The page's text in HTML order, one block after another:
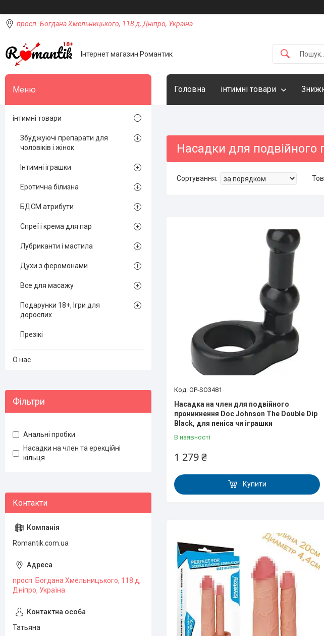
просп. Богдана Хмельницького, 118 д, Дніпро, Україна
Інтернет магазин Романтик
Головна інтимні товари
Насадки для подвійного
OP-SO3481
Насадка на член для подвійного
проникнення Doc Johnson The Double Dip
Black, для пеніса чи іграшки
В наявності
1 279 ₴
Купити
інтимні товари
Збуджуючі препарати для
чоловіків і жінок
Інтимні іграшки
Еротична білизна
БДСМ атрибути
Спреї і крема для пар
Лубриканти і мастила
Духи з феромонами
Все для масажу
Подарунки 18+, Ігри для
дорослих
Презікі
О нас
Фільтри
Анальні пробки
Насадки на член та ерекційні
кільця
Romantik.com.ua
просп. Богдана Хмельницького, 118 д,
Дніпро, Україна
Татьяна